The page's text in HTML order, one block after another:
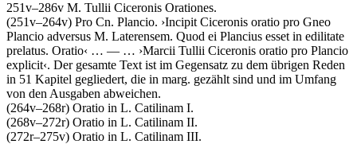
251v–286v M. Tullii Ciceronis Orationes.
(251v–264v) Pro Cn. Plancio. ›Incipit Ciceronis oratio pro Gneo
Plancio adversus M. Laterensem. Quod ei Plancius esset in edilitate
prelatus. Oratio‹ … — … ›Marcii Tullii Ciceronis oratio pro Plancio
explicit‹. Der gesamte Text ist im Gegensatz zu dem übrigen Reden
in 51 Kapitel gegliedert, die in marg. gezählt sind und im Umfang
von den Ausgaben abweichen.
(264v–268r) Oratio in L. Catilinam I.
(268v–272r) Oratio in L. Catilinam II.
(272r–275v) Oratio in L. Catilinam III.